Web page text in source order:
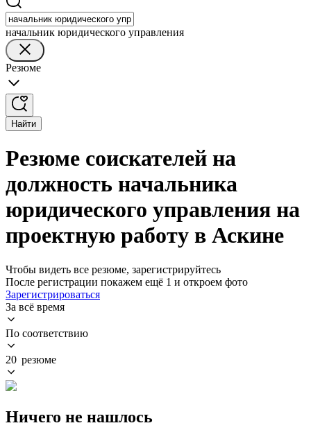
начальник юридического управления
Резюме
Найти
Резюме соискателей на
должность начальника
юридического управления на
проектную работу в Аскине
Чтобы видеть все резюме, зарегистрируйтесь
После регистрации покажем ещё 1 и откроем фото
Зарегистрироваться
За всё время
По соответствию
20 резюме
Ничего не нашлось